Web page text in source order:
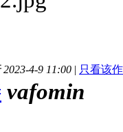
4-9 11:00 | 只看该
vafomin